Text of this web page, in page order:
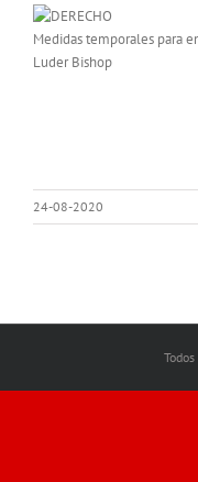
Medidas temporales para
Luder Bishop
24-08-2020